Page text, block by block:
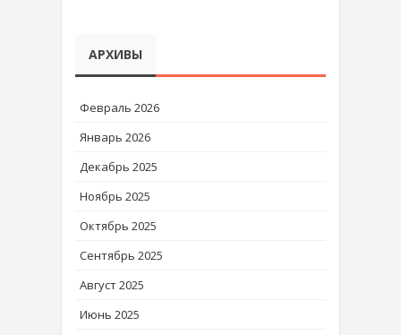
АРХИВЫ
Февраль 2026
Январь 2026
Декабрь 2025
Ноябрь 2025
Октябрь 2025
Сентябрь 2025
Август 2025
Июнь 2025